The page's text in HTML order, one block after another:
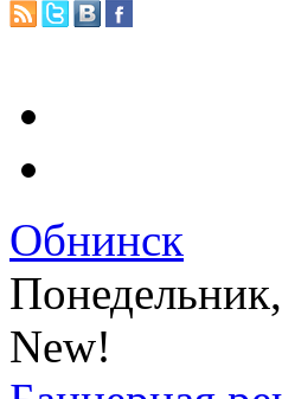
Обнинск
New!